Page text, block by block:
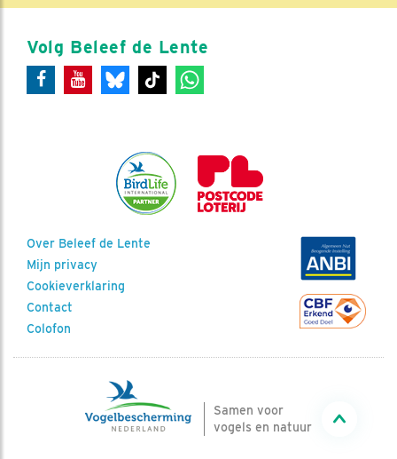
Volg Beleef de Lente
Over Beleef de Lente
Mijn privacy
Cookieverklaring
Contact
Colofon
Samen voor
vogels en natuur